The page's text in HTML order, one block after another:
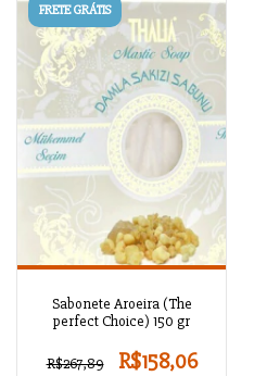
FRETE GRÁTIS
Sabonete Aroeira (The
perfect Choice) 150 gr
R$267,89 R$158,06